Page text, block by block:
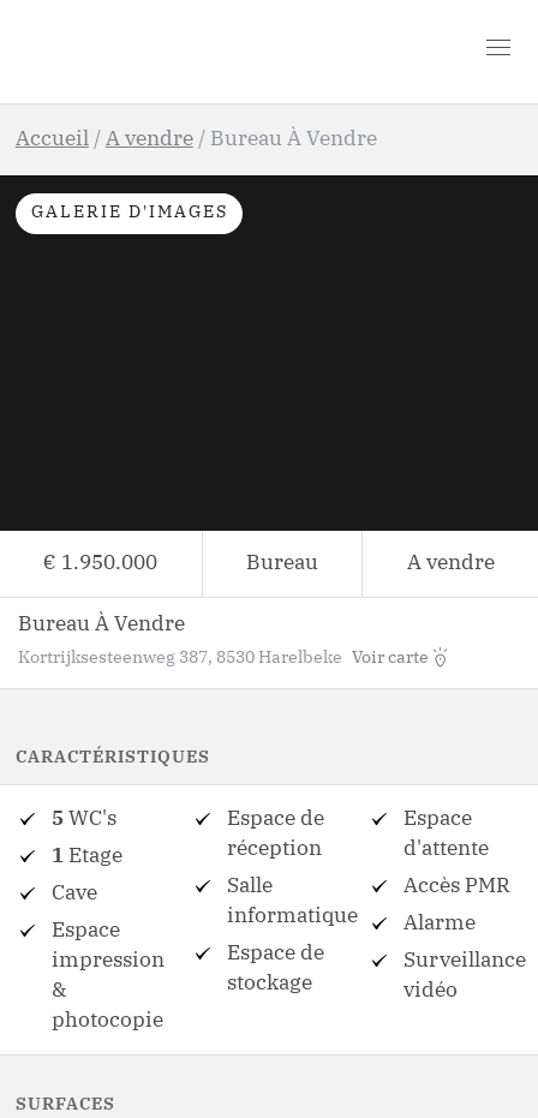
Accueil / A vendre / Bureau À Vendre
GALERIE D'IMAGES
€ 1.950.000 Bureau A vendre
Bureau À Vendre
Kortrijksesteenweg 387, 8530 Harelbeke Voir carte
CARACTÉRISTIQUES
5 WC's
1 Etage
Cave
Espace
impression
&
photocopie
Espace de
réception
Salle
informatique
Espace de
stockage
Espace
d'attente
Accès PMR
Alarme
Surveillance
vidéo
SURFACES